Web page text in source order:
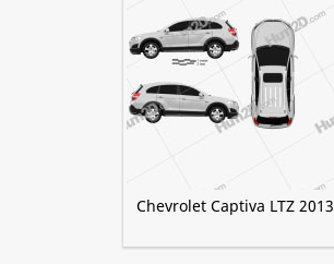
Chevrolet Captiva LTZ 2013